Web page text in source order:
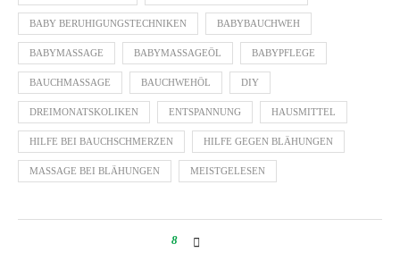
BABY BERUHIGUNGSTECHNIKEN BABYBAUCHWEH
BABYMASSAGE BABYMASSAGEÖL BABYPFLEGE
BAUCHMASSAGE BAUCHWEHÖL DIY
DREIMONATSKOLIKEN ENTSPANNUNG HAUSMITTEL
HILFE BEI BAUCHSCHMERZEN HILFE GEGEN BLÄHUNGEN
MASSAGE BEI BLÄHUNGEN MEISTGELESEN
8